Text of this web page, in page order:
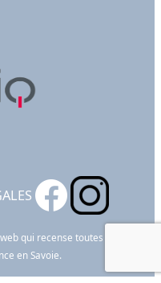
qui recense toutes les
en Savoie.